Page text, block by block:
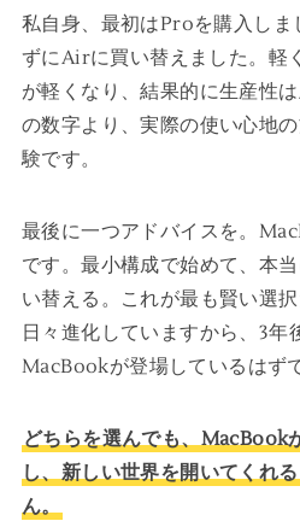
私自身、最初はProを購入し
ずにAirに買い替えました。軽
が軽くなり、結果的に生産性
の数字より、実際の使い心地
験です。
最後に一つアドバイスを。
です。最小構成で始めて、本
い替える。これが最も賢い選
日々進化していますから、3年
MacBookが登場しているはず
どちらを選んでも、MacBook
し、新しい世界を開いてくれ
ん。